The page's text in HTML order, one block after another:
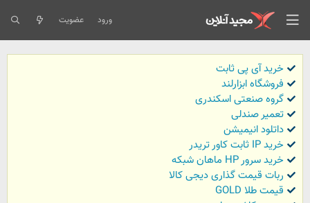
ورود عضویت
خرید آی پی ثابت
فروشگاه ابزارلند
گروه صنعتی اسکندری
تعمیر صندلی
داتلود انیمیشن
خرید IP ثابت کاور تریدر
خرید سرور HP ماهان شبکه
ربات قیمت گذاری دیجی کالا
قیمت طلا GOLD